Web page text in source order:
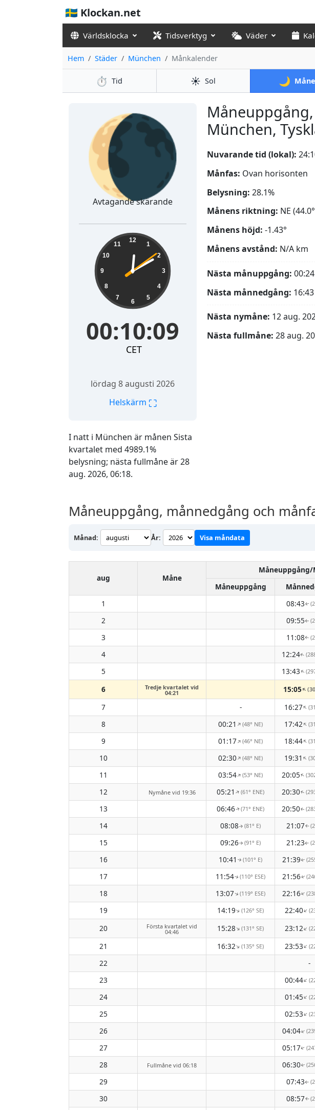
🇸🇪 Klockan.net
Världsklocka Tidsverktyg Väder
Hem Städer München Månkalender
⏱️ Tid ☀️ Sol 🌙 Måne
München,
I natt i München är månen Sista
kvartalet med 4989.1%
belysning; nästa fullmåne är 28
aug. 2026, 06:18.
🌘
Avtagande skärande
00:10:10 12
1
2
3
4
5
6
7
8
9
10
11
00:10:10
CET
lördag 8 augusti 2026
Helskärm ⛶
Nuvarande tid (lokal):
Månfas: Ovan horisonten
Belysning: 28.1%
Månens riktning: NE
Månens höjd: -1.43°
Månens avstånd: N/A km
Nästa månuppgång: 00:24
Nästa månnedgång: 16:43
Nästa nymåne: 12 aug.
Nästa fullmåne: 28 aug.
Måneuppgång, månnedgång och
Månad: År: Visa måndata
aug Måne
Måneuppgång
1
08:43↑
2
09:55↑
3
11:08↑
4
12:24↑
5
13:43↑
6
Tredje kvartalet vid
04:21 15:05↑
7
- 16:27↑
8
00:21↑(48° NE) 17:42↑
9
01:17↑(46° NE) 18:44↑
10
02:30↑(48° NE) 19:31↑
11
03:54↑(53° NE) 20:05↑
12
Nymåne vid 19:36 05:21 ↑(61° ENE) 20:30↑
13
06:46↑(71° ENE) 20:50↑
14
08:08↑(81° E) 21:07↑
15
09:26↑(91° E) 21:23↑
16
10:41 ↑(101° E) 21:39↑
17
11:54↑(110° ESE) 21:56↑
18
13:07↑(119° ESE) 22:16↑
19
14:19↑(126° SE) 22:40↑
20
Första kvartalet vid
04:46 15:28↑(131° SE) 23:12↑
21
16:32↑(135° SE) 23:53↑
22
-
23
00:44↑
24
01:45↑
25
02:53↑
26
04:04↑
27
05:17↑
28
Fullmåne vid 06:18 06:30↑
29
07:43↑
30
08:57↑